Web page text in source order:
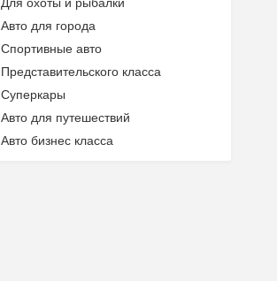
Авто для города
Спортивные авто
Представительского класса
Суперкары
Авто для путешествий
Авто бизнес класса